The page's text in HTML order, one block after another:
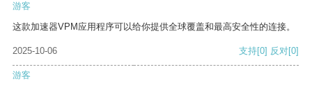
游客
这款加速器VPM应用程序可以给你提供全球覆盖和最高安全性的连接。
2025-10-06 支持[0] 反对[0]
游客